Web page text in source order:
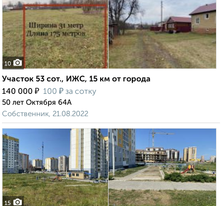
10
Участок 53 сот., ИЖС, 15 км от города
140 000 ₽ 100 ₽ за сотку
50 лет Октября 64А
Собственник, 21.08.2022
15